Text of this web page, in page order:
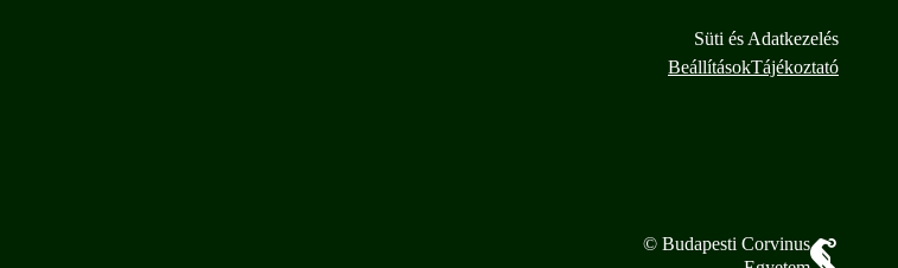
Süti és Adatkezelés
BeállításokTájékoztató
© Budapesti Corvinus